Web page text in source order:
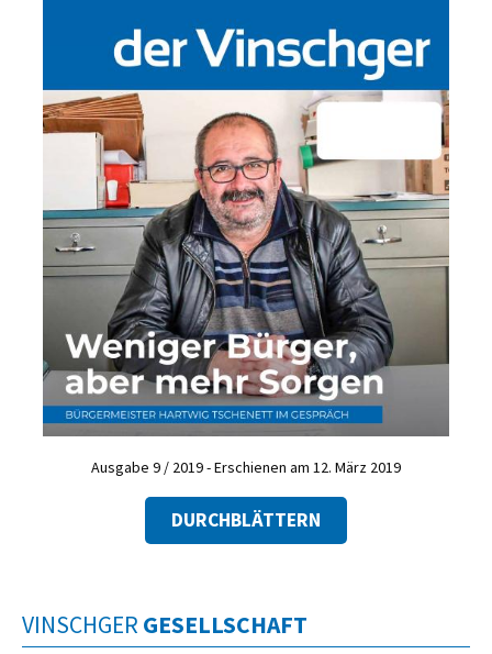
Ausgabe 9 / 2019 - Erschienen am 12. März 2019
DURCHBLÄTTERN
VINSCHGER GESELLSCHAFT